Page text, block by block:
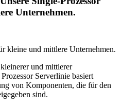
Unternehmen.
kleine und mittlere Unternehmen.
und mittlerer
Serverlinie basiert
von Komponenten, die für den
sind.